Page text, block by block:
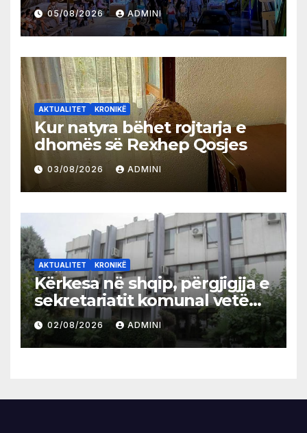
05/08/2026 ADMINI
AKTUALITET KRONIKË
Kur natyra bëhet rojtarja e
dhomës së Rexhep Qosjes
03/08/2026 ADMINI
AKTUALITET KRONIKË
Kërkesa në shqip, përgjigjja e
sekretariatit komunal vetëm
në gjuhën malazeze
02/08/2026 ADMINI